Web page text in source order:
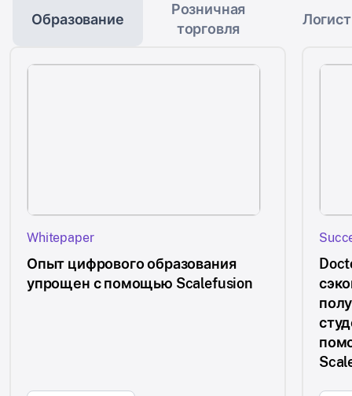
Образование
Розничная
торговля
Whitepaper
Опыт цифрового образования
упрощен с помощью Scalefusion